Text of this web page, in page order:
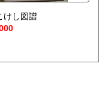
けし図譜